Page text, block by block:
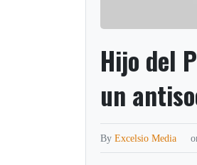
Hijo del
un
ByExcelsio Media